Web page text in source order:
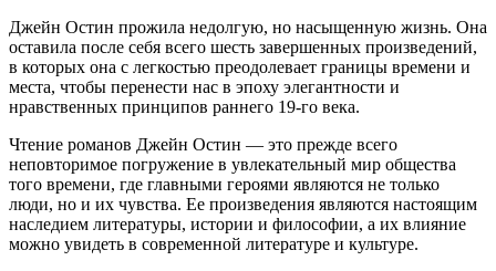
Джейн Остин прожила недолгую, но насыщенную жизнь. Она
оставила после себя всего шесть завершенных произведений,
в которых она с легкостью преодолевает границы времени и
места, чтобы перенести нас в эпоху элегантности и
нравственных принципов раннего 19-го века.
Чтение романов Джейн Остин — это прежде всего
неповторимое погружение в увлекательный мир общества
того времени, где главными героями являются не только
люди, но и их чувства. Ее произведения являются настоящим
наследием литературы, истории и философии, а их влияние
можно увидеть в современной литературе и культуре.